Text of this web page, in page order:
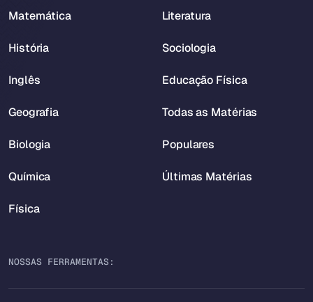
Matemática
História
Inglês
Geografia
Biologia
Química
Física
Literatura
Sociologia
Educação Física
Todas as Matérias
Populares
Últimas Matérias
NOSSAS FERRAMENTAS: